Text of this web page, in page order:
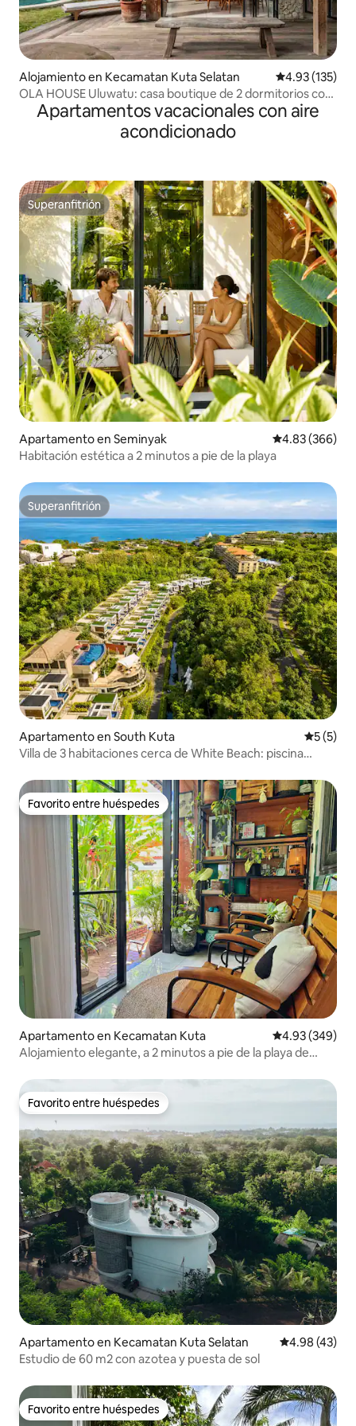
Alojamiento en Kecamatan Kuta Selatan Calificación
4.93 (135)
OLA HOUSE Uluwatu: casa boutique de 2 dormitorios con
piscina de agua salada
Apartamentos vacacionales con aire
acondicionado
Superanfitrión
Superanfitrión
Apartamento en Seminyak Calificación
4.83 (366)
Habitación estética a 2 minutos a pie de la playa
Superanfitrión
Superanfitrión
Apartamento en South Kuta
5 (5)
Villa de 3 habitaciones cerca de White Beach: piscina
Favorito entre huéspedes
Favorito entre huéspedes
Apartamento en Kecamatan Kuta Calificación
4.93 (349)
Alojamiento elegante, a 2 minutos a pie de la playa de
Favorito entre huéspedes
Favorito entre huéspedes
Apartamento en Kecamatan Kuta Selatan Calificación
4.98 (43)
Estudio de 60 m2 con azotea y puesta de sol
Favorito entre huéspedes
Favorito entre huéspedes